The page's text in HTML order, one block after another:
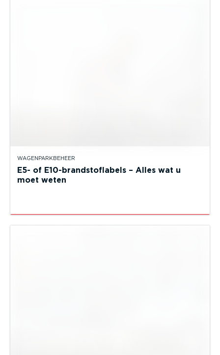
WAGENPARKBEHEER
E5- of E10-brandstoflabels – Alles wat u
moet weten